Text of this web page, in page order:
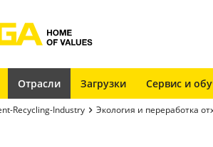
Отрасли Загрузки Сервис и
Recycling-Industry Экология и переработка